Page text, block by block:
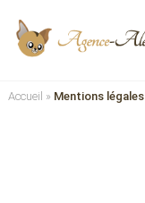
Accueil » Mentions légales